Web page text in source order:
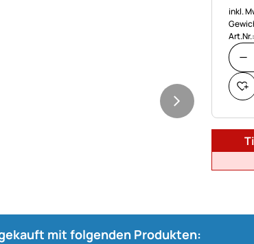
inkl.
mit folgenden Produkten: